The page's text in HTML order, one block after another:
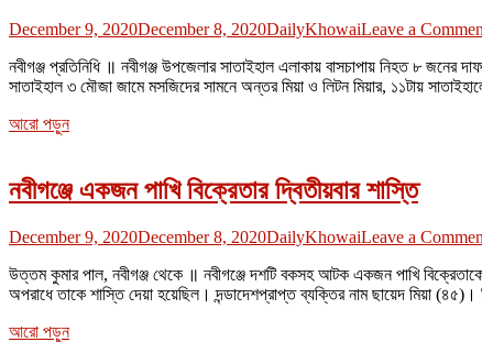
December 9, 2020December 8, 2020DailyKhowaiLeave a
নবীগঞ্জ প্রতিনিধি ॥ নবীগঞ্জ উপজেলার সাতাইহাল এলাকায় বাসচাপায় নিহত ৮
সাতাইহাল ৩ মৌজা জামে মসজিদের সামনে অন্তর মিয়া ও লিটন মিয়ার, ১১টায়
আরো পড়ুন
নবীগঞ্জে একজন পাখি বিক্রেতার দ্বিতীয়বার শাস্তি
December 9, 2020December 8, 2020DailyKhowaiLeave a
উত্তম কুমার পাল, নবীগঞ্জ থেকে ॥ নবীগঞ্জে দশটি বকসহ আটক একজন পাখি
অপরাধে তাকে শাস্তি দেয়া হয়েছিল। দন্ডাদেশপ্রাপ্ত ব্যক্তির নাম ছায়েদ মিয়া
আরো পড়ুন